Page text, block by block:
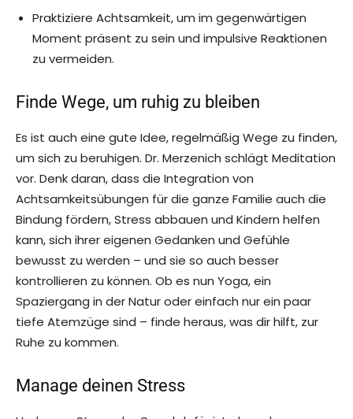
Praktiziere Achtsamkeit, um im gegenwärtigen
Moment präsent zu sein und impulsive Reaktionen
zu vermeiden.
Finde Wege, um ruhig zu bleiben
Es ist auch eine gute Idee, regelmäßig Wege zu finden,
um sich zu beruhigen. Dr. Merzenich schlägt Meditation
vor. Denk daran, dass die Integration von
Achtsamkeitsübungen für die ganze Familie auch die
Bindung fördern, Stress abbauen und Kindern helfen
kann, sich ihrer eigenen Gedanken und Gefühle
bewusst zu werden – und sie so auch besser
kontrollieren zu können. Ob es nun Yoga, ein
Spaziergang in der Natur oder einfach nur ein paar
tiefe Atemzüge sind – finde heraus, was dir hilft, zur
Ruhe zu kommen.
Manage deinen Stress